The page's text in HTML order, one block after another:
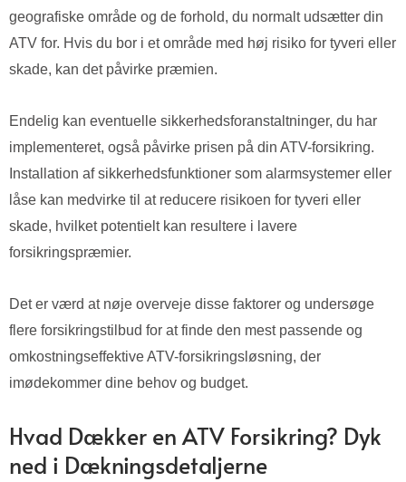
geografiske område og de forhold, du normalt udsætter din
ATV for. Hvis du bor i et område med høj risiko for tyveri eller
skade, kan det påvirke præmien.
Endelig kan eventuelle sikkerhedsforanstaltninger, du har
implementeret, også påvirke prisen på din ATV-forsikring.
Installation af sikkerhedsfunktioner som alarmsystemer eller
låse kan medvirke til at reducere risikoen for tyveri eller
skade, hvilket potentielt kan resultere i lavere
forsikringspræmier.
Det er værd at nøje overveje disse faktorer og undersøge
flere forsikringstilbud for at finde den mest passende og
omkostningseffektive ATV-forsikringsløsning, der
imødekommer dine behov og budget.
Hvad Dækker en ATV Forsikring? Dyk
ned i Dækningsdetaljerne